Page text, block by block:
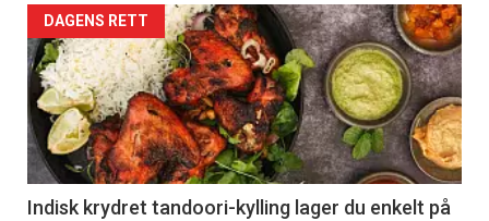
DAGENS RETT
Indisk krydret tandoori-kylling lager du enkelt på